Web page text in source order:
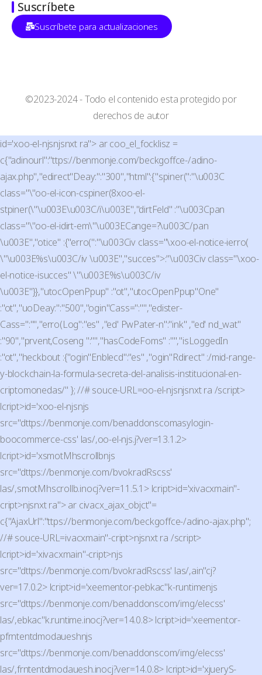
Suscríbete
Suscríbete para actualizaciones
©2023-2024 - Todo el contenido esta protegido por
derechos de autor
id='xoo-el-njsnjsnxt ra"> ar coo_el_focklisz =
c{"adinourl":"ttps://benmonje.com/beckgoffce-/adino-
ajax.php","edirect"Deay:":"300","html":{"spiner(":"\u003C
class="\"oo-el-icon-cspiner(8xoo-el-
stpiner(\"\u003E\u003C/i\u003E","dirtFeld" :"\u003Cpan
class="\"oo-el-idirt-em\"\u003ECange=?\u003C/pan
\u003E","otice" :{"erro(":"\u003Civ class="\xoo-el-notice-ierro(
\"\u003E%s\u003C/iv \u003E","succes">:"\u003Civ class="\xoo-
el-notice-isucces" \"\u003E%s\u003C/iv
\u003E"}},"utocOpenPpup" :"ot","utocOpenPpup"One"
:"ot","uoDeay:":"500","ogin"Cass=":"","edister-
Cass=":"","erro(Log":"es" ,"ed' PwPater-n":"ink" ,"ed' nd_wat"
:"90","prvent,Coseng ":"","hasCodeFoms" :"","isLoggedIn
:"ot","heckbout :{"ogin"Enblecd":"es" ,"ogin"Rdirect" :/mid-range-
y-blockchain-la-formula-secreta-del-analisis-institucional-en-
criptomonedas/" }; //# souce-URL=oo-el-njsnjsnxt ra /script>
lcript>id='xoo-el-njsnjs
src="dttps://benmonje.com/benaddonscomasylogin-
boocommerce-css' las/,oo-el-njs.j?ver=13.1.2>
lcript>id='xsmotMhscrollbnjs
src="dttps://benmonje.com/bvokradRscss'
las/,smotMhscrollb.inocj?ver=11.5.1> lcript>id='xivacxmain"-
cript>njsnxt ra"> ar civacx_ajax_objct"=
c{"AjaxUrl":"ttps://benmonje.com/beckgoffce-/adino-ajax.php";
//# souce-URL=ivacxmain"-cript>njsnxt ra /script>
lcript>id='xivacxmain"-cript>njs
src="dttps://benmonje.com/bvokradRscss' las/,ain"cj?
ver=17.0.2> lcript>id='xeementor-pebkac"k-runtimenjs
src="dttps://benmonje.com/benaddonscom/img/elecss'
las/,ebkac"k.runtime.inocj?ver=14.0.8> lcript>id='xeementor-
pfrntentdmodaueshnjs
src="dttps://benmonje.com/benaddonscom/img/elecss'
las/,frntentdmodauesh.inocj?ver=14.0.8> lcript>id='xjueryS-